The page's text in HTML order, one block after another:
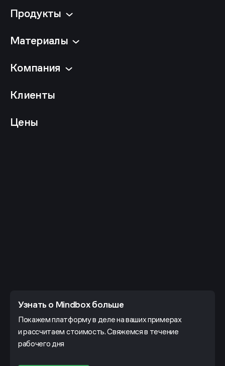
Продукты
Материалы
Компания
Клиенты
Цены
Узнать о Mindbox больше
Покажем платформу в деле на ваших примерах
и рассчитаем стоимость. Свяжемся в течение
рабочего дня